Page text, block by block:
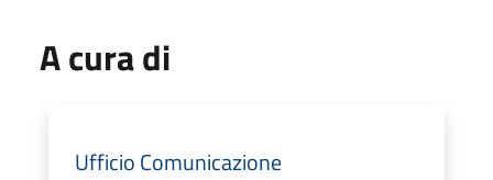
A cura di
Ufficio Comunicazione